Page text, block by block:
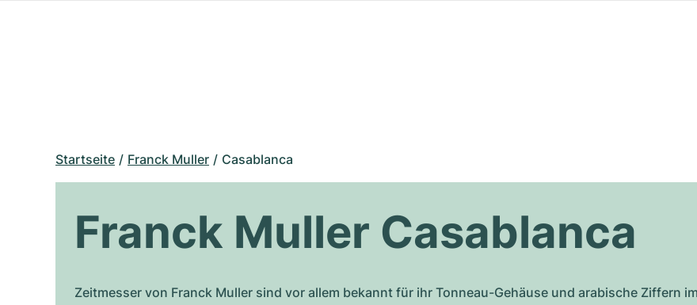
Startseite Franck Muller Casablanca
Franck Muller Casablanca
Zeitmesser von Franck Muller sind vor allem bekannt für ihr Tonneau-Gehäuse und arabische Ziffern